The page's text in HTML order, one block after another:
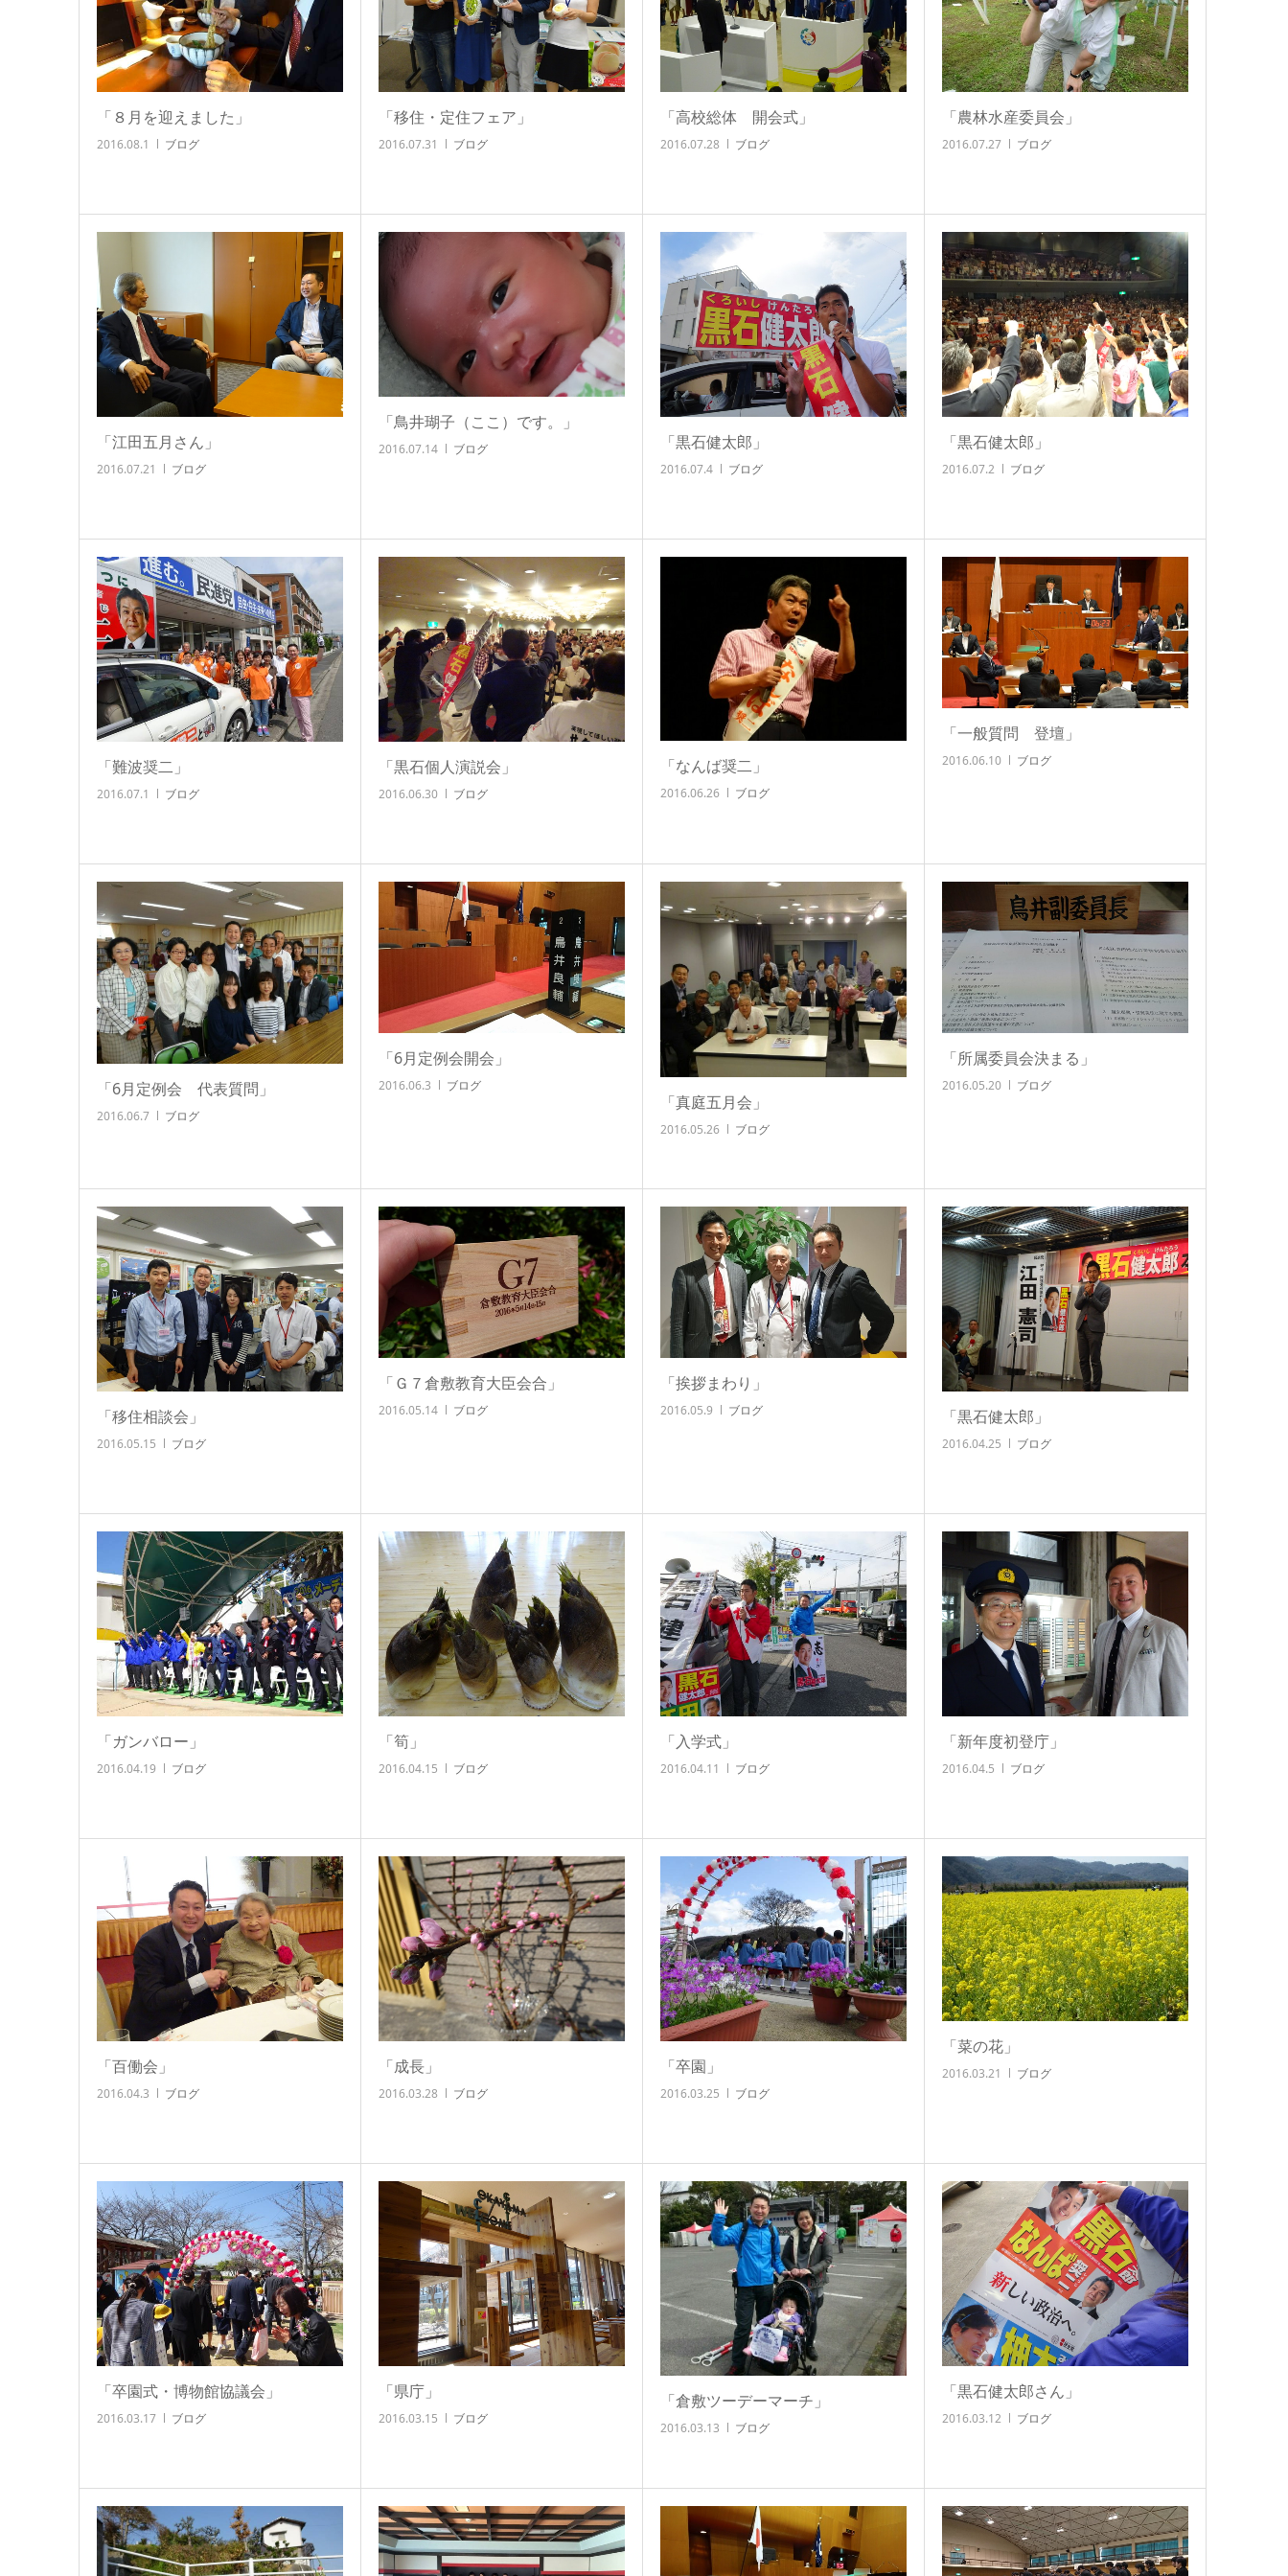
「８月を迎えました」
2016.08.1 ブログ
「移住・定住フェア」
2016.07.31 ブログ
「高校総体 開会式」
2016.07.28 ブログ
「農林水産委員会」
2016.07.27 ブログ
「江田五月さん」
2016.07.21 ブログ
「鳥井瑚子（ここ）です。」
2016.07.14 ブログ 「黒石健太郎」
2016.07.4 ブログ
「黒石健太郎」
2016.07.2 ブログ
「難波奨二」
2016.07.1 ブログ
「黒石個人演説会」
2016.06.30 ブログ
「なんば奨二」
2016.06.26 ブログ
「一般質問 登壇」
2016.06.10 ブログ
「6月定例会 代表質問」
2016.06.7 ブログ
「6月定例会開会」
2016.06.3 ブログ
「真庭五月会」
2016.05.26 ブログ
「所属委員会決まる」
2016.05.20 ブログ
「移住相談会」
2016.05.15 ブログ
「Ｇ７倉敷教育大臣会合」
2016.05.14 ブログ
「挨拶まわり」
2016.05.9 ブログ 「黒石健太郎」
2016.04.25 ブログ
「ガンバロー」
2016.04.19 ブログ
「筍」
2016.04.15 ブログ
「入学式」
2016.04.11 ブログ
「新年度初登庁」
2016.04.5 ブログ
「百働会」
2016.04.3 ブログ
「成長」
2016.03.28 ブログ
「卒園」
2016.03.25 ブログ
「菜の花」
2016.03.21 ブログ
「卒園式・博物館協議会」
2016.03.17 ブログ
「県庁」
2016.03.15 ブログ
「倉敷ツーデーマーチ」
2016.03.13 ブログ
「黒石健太郎さん」
2016.03.12 ブログ